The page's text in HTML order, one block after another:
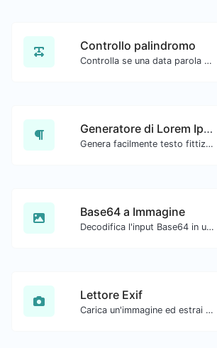
Controllo palindromo
Controlla se una data parola o frase è un palindromo (se si legge allo stesso modo avanti e indietro).
Generatore di Lorem Ipsum
Genera facilmente testo fittizio con il generatore di Lorem Ipsum.
Base64 a Immagine
Decodifica l'input Base64 in un'immagine.
Lettore Exif
Carica un'immagine ed estrai i dati da essa.